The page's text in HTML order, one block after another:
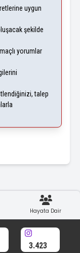
uygun
şekilde
yorumlar
talep
Hayata Dair
3.423